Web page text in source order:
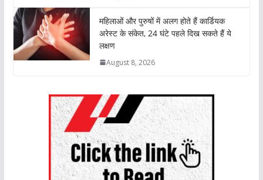
महिलाओं और पुरुषों में अलग होते हैं कार्डियक
अरेस्ट के संकेत, 24 घंटे पहले दिख सकते हैं ये
लक्षण
August 8, 2026